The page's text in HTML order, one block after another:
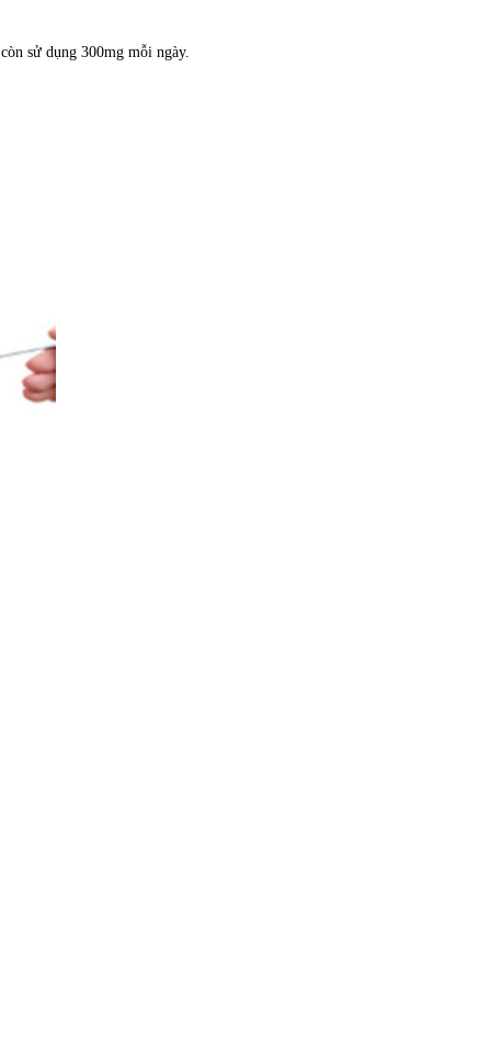
sử dụng 300mg mỗi ngày.